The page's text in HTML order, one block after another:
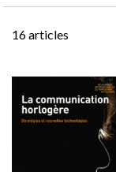
16articles